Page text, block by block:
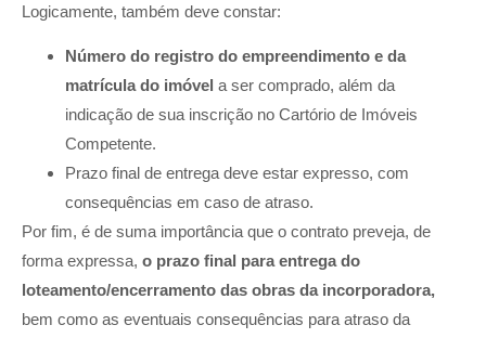
Logicamente, também deve constar:
Número do registro do empreendimento e da
matrícula do imóvel a ser comprado, além da
indicação de sua inscrição no Cartório de Imóveis
Competente.
Prazo final de entrega deve estar expresso, com
consequências em caso de atraso.
Por fim, é de suma importância que o contrato preveja, de
forma expressa, o prazo final para entrega do
loteamento/encerramento das obras da incorporadora,
bem como as eventuais consequências para atraso da